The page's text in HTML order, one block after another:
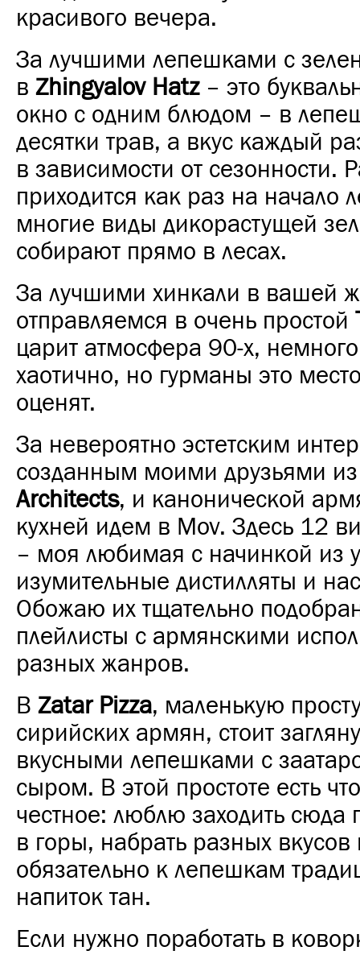
красивого вечера.
За лучшими лепешками с
в Zhingyalov Hatz– это
окно с одним блюдом – в
десятки трав, а вкус каждый
в зависимости от сезонности.
приходится как раз на начало
многие виды дикорастущей
собирают прямо в лесах.
За лучшими хинкали в вашей
отправляемся в очень простой
царит атмосфера 90-х,
хаотично, но гурманы это
оценят.
За невероятно эстетским
созданным моими друзьями
Architects, и канонической
кухней идем в Mov. Здесь 12
– моя любимая с начинкой из
изумительные дистилляты и
Обожаю их тщательно
плейлисты с армянскими
разных жанров.
В Zatar Pizza, маленькую
сирийских армян, стоит
вкусными лепешками с
сыром. В этой простоте есть
честное: люблю заходить сюда
в горы, набрать разных вкусов
обязательно к лепешкам
напиток тан.
Если нужно поработать в